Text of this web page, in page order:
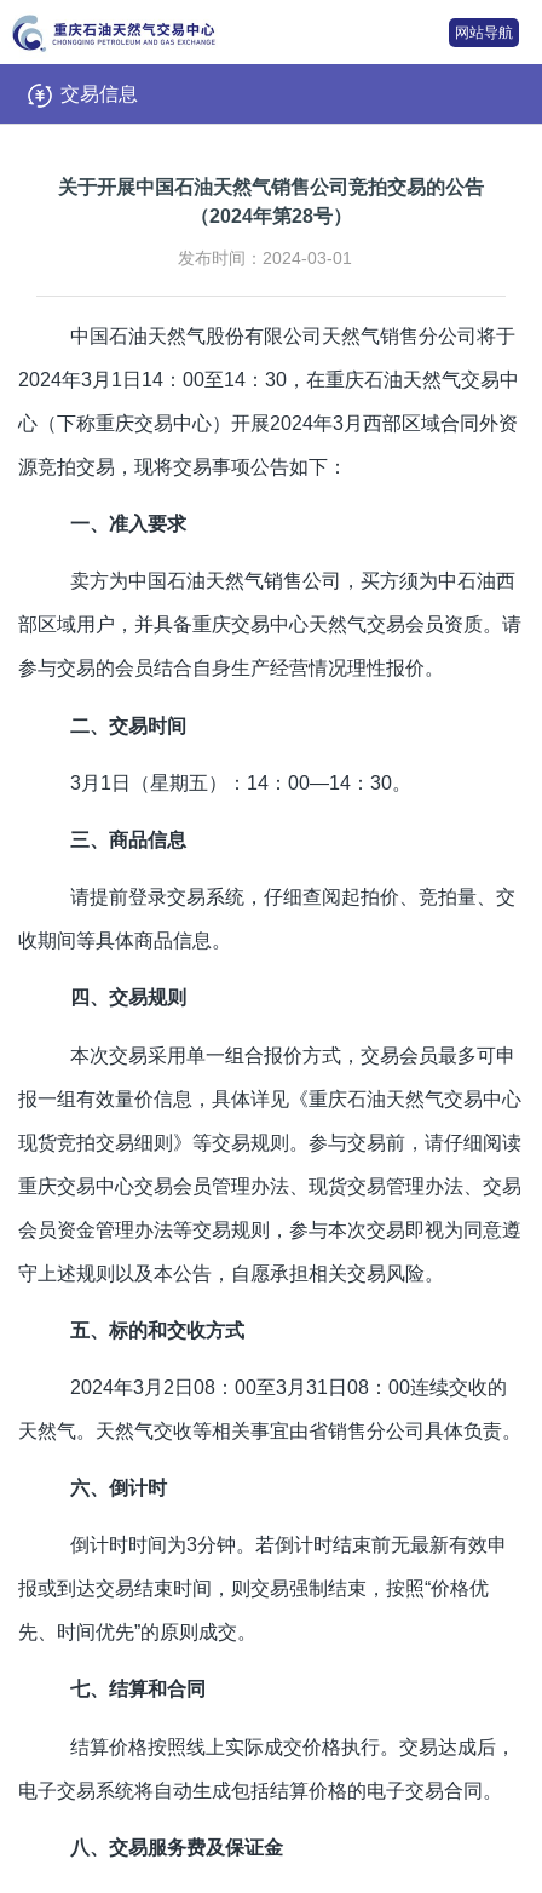
网站导航
交易信息
关于开展中国石油天然气销售公司竞拍交易的公告
（2024年第28号）
发布时间：2024-03-01
中国石油天然气股份有限公司天然气销售分公司将于
2024年3月1日14：00至14：30，在重庆石油天然气交易中
心（下称重庆交易中心）开展2024年3月西部区域合同外资
源竞拍交易，现将交易事项公告如下：
一、准入要求
卖方为中国石油天然气销售公司，买方须为中石油西
部区域用户，并具备重庆交易中心天然气交易会员资质。请
参与交易的会员结合自身生产经营情况理性报价。
二、交易时间
3月1日（星期五）：14：00—14：30。
三、商品信息
请提前登录交易系统，仔细查阅起拍价、竞拍量、交
收期间等具体商品信息。
四、交易规则
本次交易采用单一组合报价方式，交易会员最多可申
报一组有效量价信息，具体详见《重庆石油天然气交易中心
现货竞拍交易细则》等交易规则。参与交易前，请仔细阅读
重庆交易中心交易会员管理办法、现货交易管理办法、交易
会员资金管理办法等交易规则，参与本次交易即视为同意遵
守上述规则以及本公告，自愿承担相关交易风险。
五、标的和交收方式
2024年3月2日08：00至3月31日08：00连续交收的
天然气。天然气交收等相关事宜由省销售分公司具体负责。
六、倒计时
倒计时时间为3分钟。若倒计时结束前无最新有效申
报或到达交易结束时间，则交易强制结束，按照“价格优
先、时间优先”的原则成交。
七、结算和合同
结算价格按照线上实际成交价格执行。交易达成后，
电子交易系统将自动生成包括结算价格的电子交易合同。
八、交易服务费及保证金